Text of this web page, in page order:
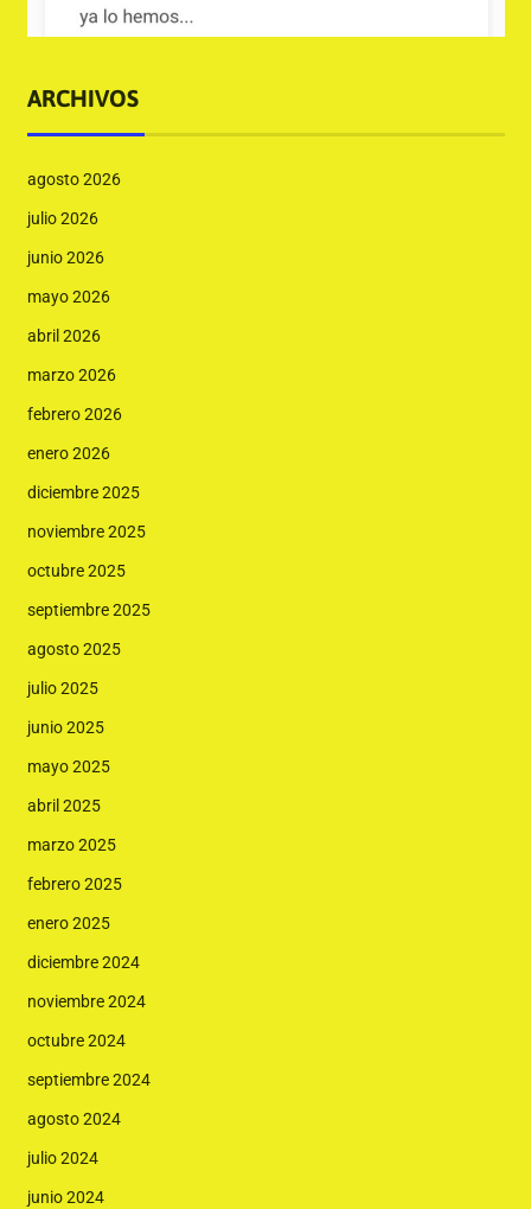
ARCHIVOS
agosto 2026
julio 2026
junio 2026
mayo 2026
abril 2026
marzo 2026
febrero 2026
enero 2026
diciembre 2025
noviembre 2025
octubre 2025
septiembre 2025
agosto 2025
julio 2025
junio 2025
mayo 2025
abril 2025
marzo 2025
febrero 2025
enero 2025
diciembre 2024
noviembre 2024
octubre 2024
septiembre 2024
agosto 2024
julio 2024
junio 2024